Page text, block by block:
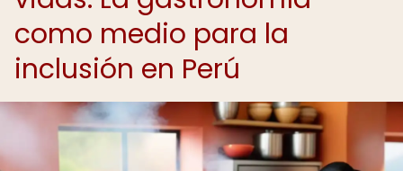
como medio para la
inclusión en Perú